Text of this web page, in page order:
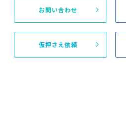
お問い合わせ
仮押さえ依頼